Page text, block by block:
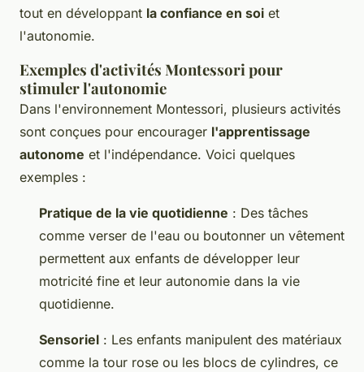
tout en développant la confiance en soi et
l'autonomie.
Exemples d'activités Montessori pour
stimuler l'autonomie
Dans l'environnement Montessori, plusieurs activités
sont conçues pour encourager l'apprentissage
autonome et l'indépendance. Voici quelques
exemples :
Pratique de la vie quotidienne : Des tâches
comme verser de l'eau ou boutonner un vêtement
permettent aux enfants de développer leur
motricité fine et leur autonomie dans la vie
quotidienne.
Sensoriel : Les enfants manipulent des matériaux
comme la tour rose ou les blocs de cylindres, ce